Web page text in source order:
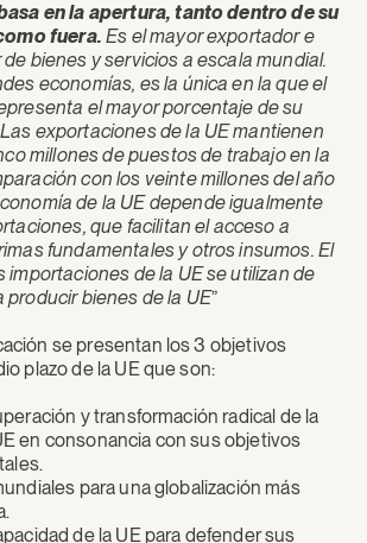
en la apertura, tanto dentro de su
fuera.Es el mayor exportador e
bienes y servicios a escala mundial.
economías, es la única en la que el
el mayor porcentaje de su
exportaciones de la UE mantienen
millones de puestos de trabajo en la
con los veinte millones del año
de la UE depende igualmente
que facilitan el acceso a
fundamentales y otros insumos. El
importaciones de la UE se utilizan de
producir bienes de la UE”
se presentan los 3 objetivos
plazo de la UE que son:
y transformación radical de la
en consonancia con sus objetivos
para una globalización más
de la UE para defender sus